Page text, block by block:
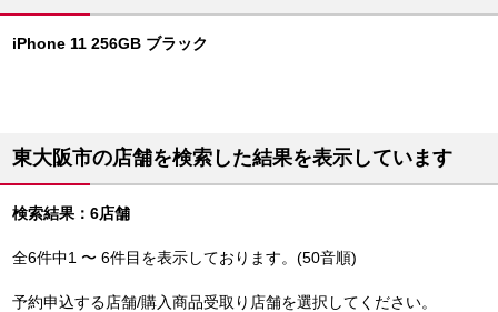
iPhone 11 256GB ブラック
東大阪市の店舗を検索した結果を表示しています
検索結果：6店舗
全6件中1 〜 6件目を表示しております。(50音順)
予約申込する店舗/購入商品受取り店舗を選択してください。